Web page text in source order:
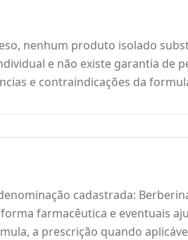
nenhum produto isolado
e não existe garantia de
e contraindicações da
cadastrada:
farmacêutica e eventuais
a prescrição quando